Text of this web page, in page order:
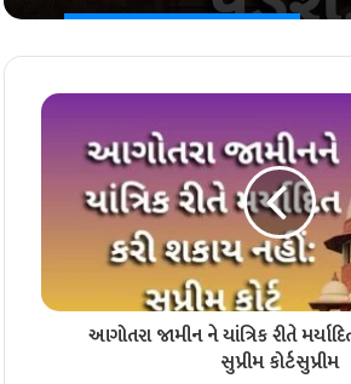
આગોતરા જામીન ને યાંત્રિક રીતે
સુપ્રીમ કોર્ટ​સુપ્રીમ